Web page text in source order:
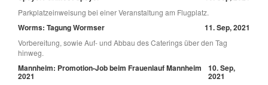
Parkplatzeinweisung bei einer Veranstaltung am Flugplatz.
Worms: Tagung Wormser 11. Sep, 2021
Vorbereitung, sowie Auf- und Abbau des Caterings über den Tag
hinweg.
Mannheim: Promotion-Job beim Frauenlauf Mannheim
2021
10. Sep,
2021